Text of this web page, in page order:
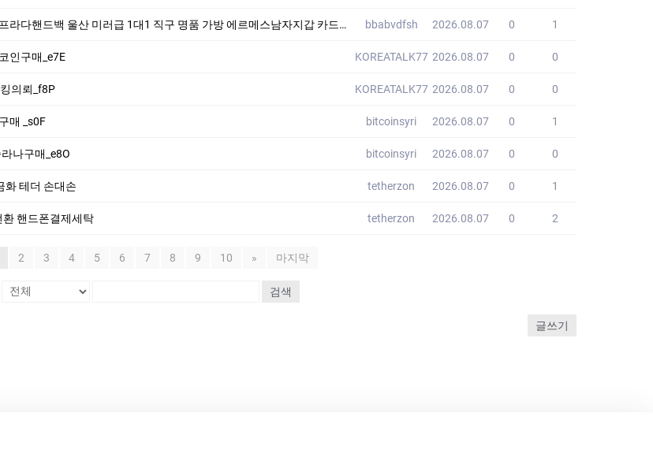
핸드백 울산 미러급 1대1 직구 명품 가방 에르메스남자지갑 카드지갑명품 HSI bbabvdfsh 2026.08.07 0 1
인구매_e7E KOREATALK77 2026.08.07 0 0
의뢰_f8P KOREATALK77 2026.08.07 0 0
매 _s0F bitcoinsyri 2026.08.07 0 1
나구매_e8O bitcoinsyri 2026.08.07 0 0
화 테더 손대손 tetherzon 2026.08.07 0 1
핸드폰결제세탁 tetherzon 2026.08.07 0 2
2 3 4 5 6 7 8 9 10 » 마지막
검색
글쓰기